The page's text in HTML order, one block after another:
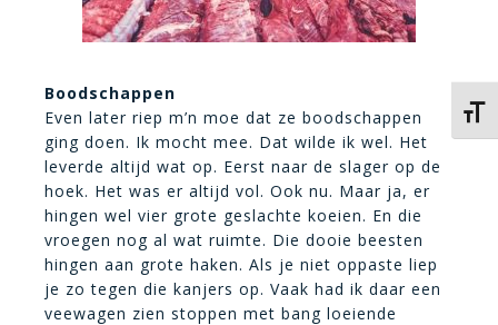
Boodschappen
Even later riep m’n moe dat ze boodschappen
ging doen. Ik mocht mee. Dat wilde ik wel. Het
leverde altijd wat op. Eerst naar de slager op de
hoek. Het was er altijd vol. Ook nu. Maar ja, er
hingen wel vier grote geslachte koeien. En die
vroegen nog al wat ruimte. Die dooie beesten
hingen aan grote haken. Als je niet oppaste liep
je zo tegen die kanjers op. Vaak had ik daar een
veewagen zien stoppen met bang loeiende